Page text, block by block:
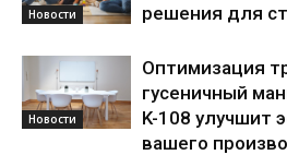
Новости
решения для
Новости
Оптимизация
гусеничный
K-108 улучшит
вашего